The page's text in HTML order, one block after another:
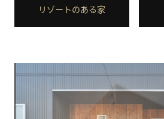
リゾートのある家